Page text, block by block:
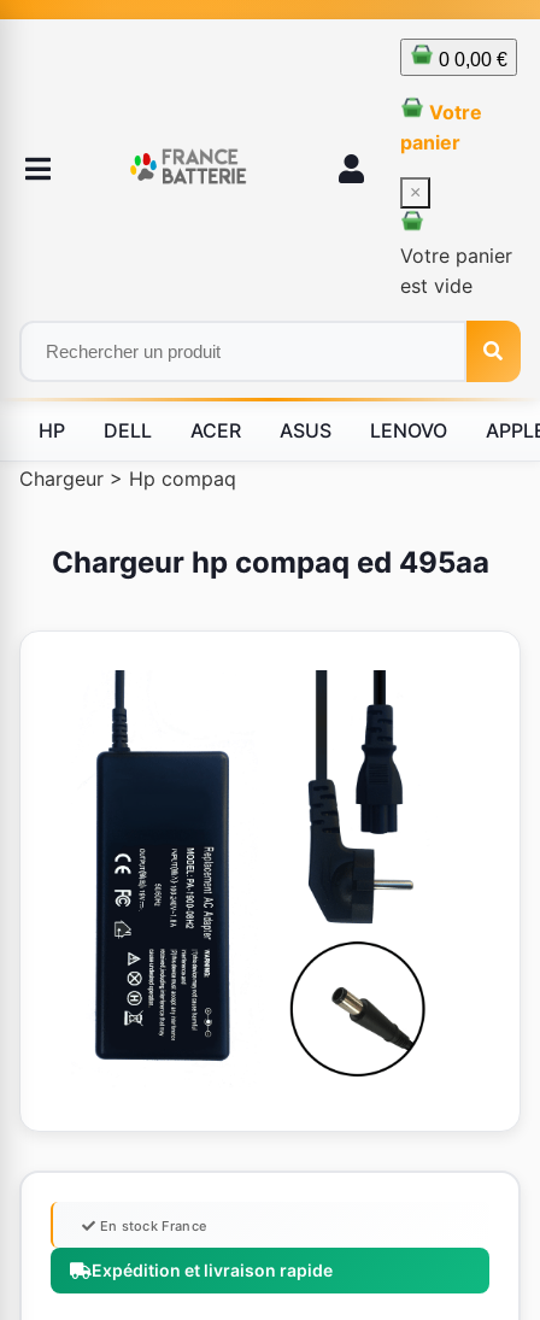
0 0,00 €
Votre
panier
×
Votre panier
est vide
HP DELL ACER ASUS LENOVO
Chargeur > Hp compaq
Chargeur hp compaq ed 495aa
Expédition et livraison rapide
En stock France